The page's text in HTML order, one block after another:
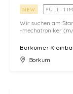
NEW FULL-
Wir suchen am
-mechatroniker
Borkumer
Borkum